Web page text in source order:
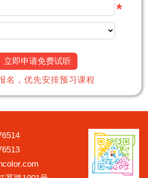
*
立即申请免费试听
名，优先安排预习课程